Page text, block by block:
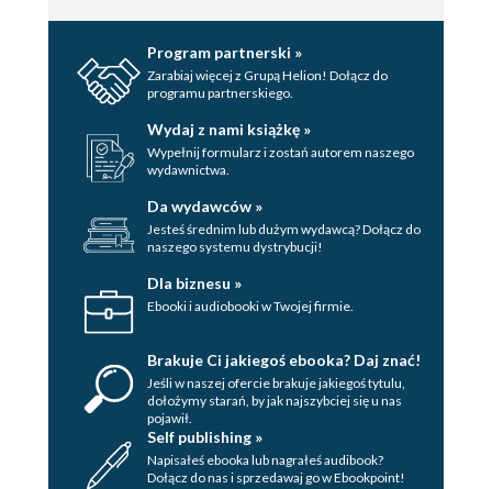
Uczenie głębokie z
językiem Python.
Sztuczna
neuronowe
Valentino Zocca
Gianmario
Spacagna,Daniel
Slater, Peter Roelants
43.45 zł
79.00 zł (-45%)
(9,90 zł najniższa cena z 30 dni)
rodziców. Jak
uwolnić się od
zaklęć, które
dzieciństwie
Jacek Wasilewski
54.90 zł (-45%)
(27,45 zł najniższa cena z 30 dni)
Program partnerski »
Zarabiaj więcej z Grupą Helion! Dołącz do
programu partnerskiego.
Wydaj z nami książkę »
Wypełnij formularz i zostań autorem naszego
wydawnictwa.
Da wydawców »
Jesteś średnim lub dużym wydawcą? Dołącz do
naszego systemu dystrybucji!
Dla biznesu »
Ebooki i audiobooki w Twojej firmie.
Brakuje Ci jakiegoś ebooka? Daj znać!
Jeśli w naszej ofercie brakuje jakiegoś tytulu,
dołożymy starań, by jak najszybciej się u nas
pojawił.
Self publishing »
Napisałeś ebooka lub nagrałeś audibook?
Dołącz do nas i sprzedawaj go w Ebookpoint!